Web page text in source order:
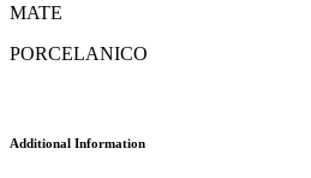
MATE
PORCELANICO
Additional Information